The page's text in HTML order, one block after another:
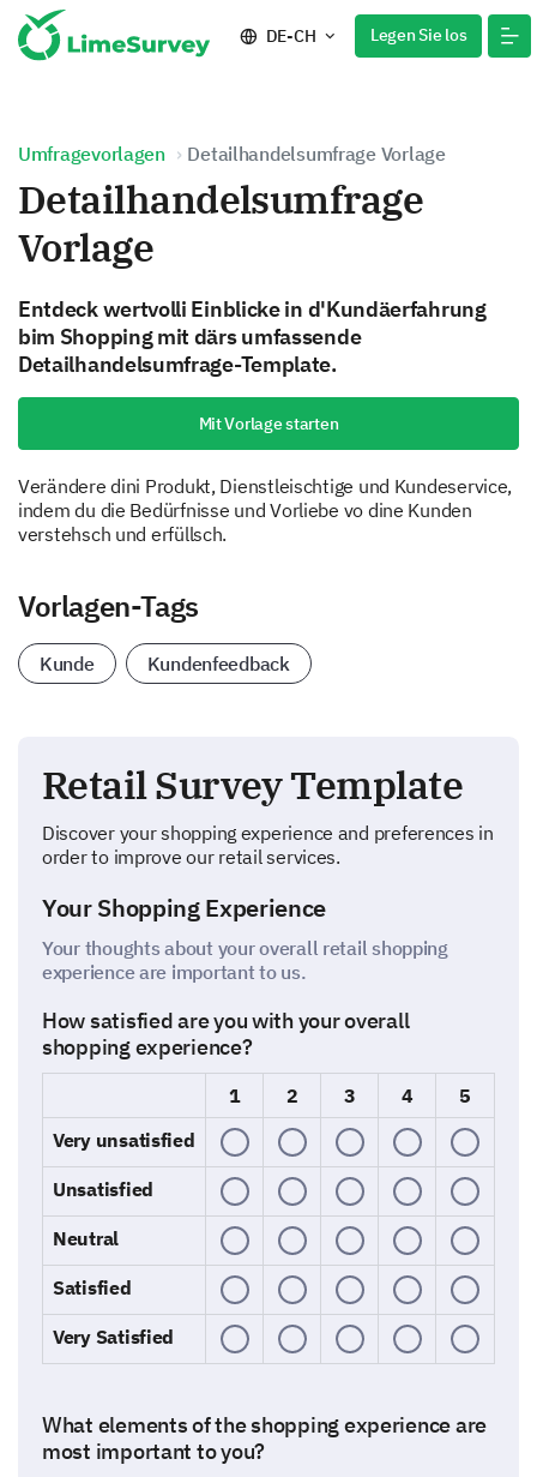
DE-CH Legen Sie los
Umfragevorlagen Detailhandelsumfrage Vorlage
Detailhandelsumfrage
Vorlage
Entdeck wertvolli Einblicke in d'Kundäerfahrung
bim Shopping mit därs umfassende
Detailhandelsumfrage-Template.
Mit Vorlage starten
Verändere dini Produkt, Dienstleischtige und Kundeservice,
indem du die Bedürfnisse und Vorliebe vo dine Kunden
verstehsch und erfüllsch.
Vorlagen-Tags
Kunde Kundenfeedback
Retail Survey Template
Discover your shopping experience and preferences in
order to improve our retail services.
Your Shopping Experience
Your thoughts about your overall retail shopping
experience are important to us.
How satisfied are you with your overall
shopping experience?
1 2 3 4
5
Very unsatisfied
Unsatisfied
Neutral
Satisfied
Very Satisfied
What elements of the shopping experience are
most important to you?